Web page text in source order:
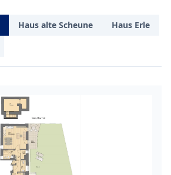
Haus alte Scheune
Haus Erle